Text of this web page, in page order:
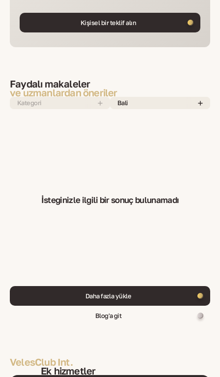
Kişisel bir teklif alın
Faydalı makaleler
ve uzmanlardan öneriler
Kategori Bali
İsteğinizle ilgili bir sonuç bulunamadı
Daha fazla yükle
Blog'a git
VelesClub Int.
Ek hizmetler